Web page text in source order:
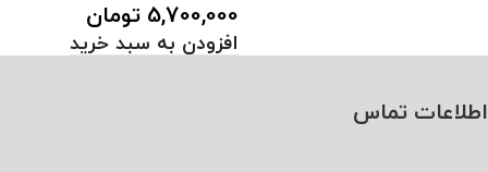
5,700,000 تومان
افزودن به سبد خرید
اطلاعات تماس